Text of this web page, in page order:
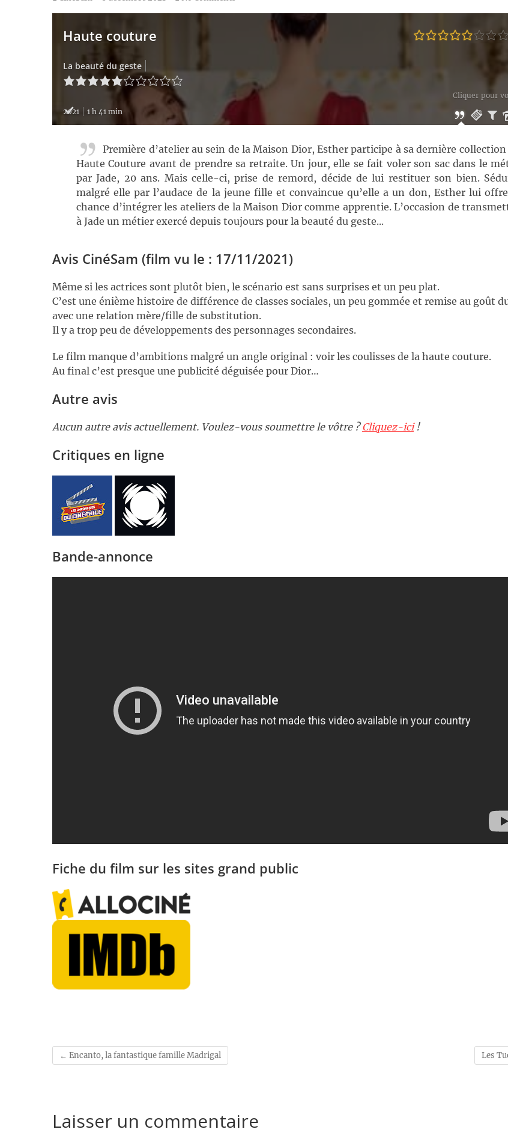
Haute couture
La beauté du geste
2021 1 h 41 min
Cliquer pour
Première d’atelier au sein de la Maison Dior, Esther participe à sa dernière collection
Haute Couture avant de prendre sa retraite. Un jour, elle se fait voler son sac dans le
par Jade, 20 ans. Mais celle-ci, prise de remord, décide de lui restituer son bien.
malgré elle par l’audace de la jeune fille et convaincue qu’elle a un don, Esther lui
chance d’intégrer les ateliers de la Maison Dior comme apprentie. L’occasion de
à Jade un métier exercé depuis toujours pour la beauté du geste...
Avis CinéSam (film vu le : 17/11/2021)
Même si les actrices sont plutôt bien, le scénario est sans surprises et un peu plat.
C’est une énième histoire de différence de classes sociales, un peu gommée et remise au goût
avec une relation mère/fille de substitution.
Il y a trop peu de développements des personnages secondaires.
Le film manque d’ambitions malgré un angle original : voir les coulisses de la haute couture.
Au final c’est presque une publicité déguisée pour Dior…
Autre avis
Aucun autre avis actuellement. Voulez-vous soumettre le vôtre ?Cliquez-ici!
Critiques en ligne
Bande-annonce
Fiche du film sur les sites grand public
← Encanto, la fantastique famille Madrigal Les
Laisser un commentaire